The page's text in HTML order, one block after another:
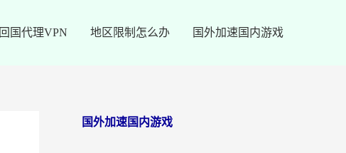
回国代理VPN 地区限制怎么办 国外加速国内游戏
国外加速国内游戏